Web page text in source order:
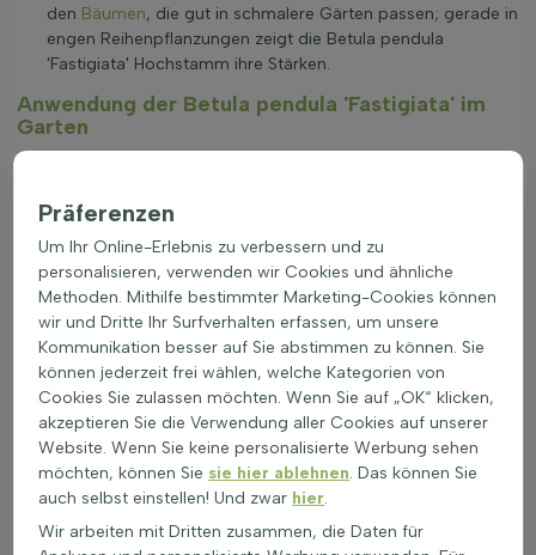
den Bäumen, die gut in schmalere Gärten passen; gerade in
engen Reihenpflanzungen zeigt die Betula pendula
'Fastigiata' Hochstamm ihre Stärken.
Anwendung der Betula pendula 'Fastigiata' im
Garten
In großen Gärten, Parks und Anlagen bringt die Sand-Birke
aufrechte Form in die Pflanzung. So passt der Baum gut an
geeignet.
Gut einsetzbar als Solitärbaum, in Baumreihen oder als
lockere Gruppe im Hintergrund der Gartenbepflanzung.
Hohe Winterhärte bis etwa -23,3 °C (USDA-Zone 6a) sorgt
für zuverlässige Struktur auch in kalten Wintern.
Harmonische Kombination mit Ziergräsern, Stauden wie
Funkien und Farnen sowie mit locker wachsenden
Sträuchern.
Große Zierwerte durch helle, sich ablösende Rinde, feines
Präferenzen
Um Ihr Online-Erlebnis zu verbessern und zu
personalisieren, verwenden wir Cookies und ähnliche
Methoden. Mithilfe bestimmter Marketing-Cookies können
wir und Dritte Ihr Surfverhalten erfassen, um unsere
Kommunikation besser auf Sie abstimmen zu können. Sie
können jederzeit frei wählen, welche Kategorien von
Cookies Sie zulassen möchten. Wenn Sie auf „OK“ klicken,
akzeptieren Sie die Verwendung aller Cookies auf unserer
Website. Wenn Sie keine personalisierte Werbung sehen
möchten, können Sie sie hier ablehnen. Das können Sie
auch selbst einstellen! Und zwar hier.
Wir arbeiten mit Dritten zusammen, die Daten für